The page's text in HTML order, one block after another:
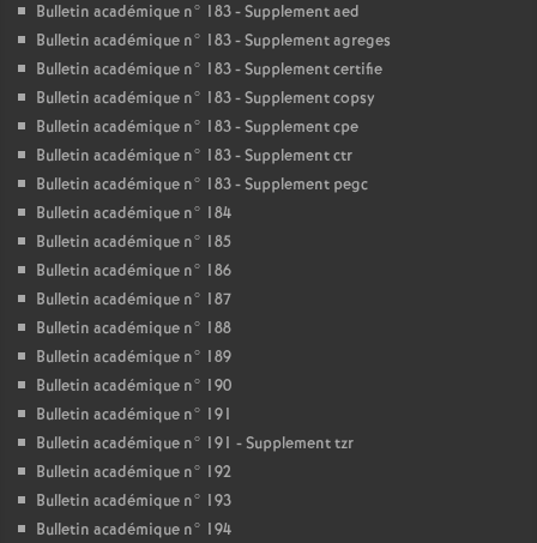
Bulletin académique n° 183 - Supplement aed
Bulletin académique n° 183 - Supplement agreges
Bulletin académique n° 183 - Supplement certifie
Bulletin académique n° 183 - Supplement copsy
Bulletin académique n° 183 - Supplement cpe
Bulletin académique n° 183 - Supplement ctr
Bulletin académique n° 183 - Supplement pegc
Bulletin académique n° 184
Bulletin académique n° 185
Bulletin académique n° 186
Bulletin académique n° 187
Bulletin académique n° 188
Bulletin académique n° 189
Bulletin académique n° 190
Bulletin académique n° 191
Bulletin académique n° 191 - Supplement tzr
Bulletin académique n° 192
Bulletin académique n° 193
Bulletin académique n° 194